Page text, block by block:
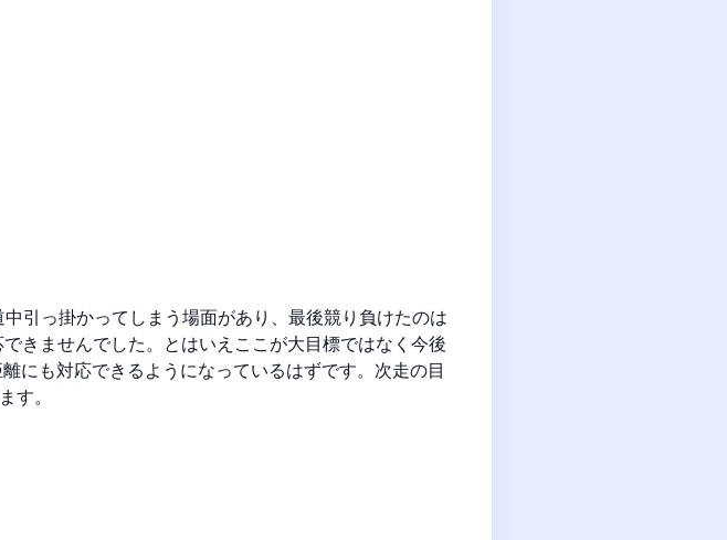
引っ掛かってしまう場面があり、最後競り負けたのは
きませんでした。とはいえここが大目標ではなく今後
にも対応できるようになっているはずです。次走の目
す。